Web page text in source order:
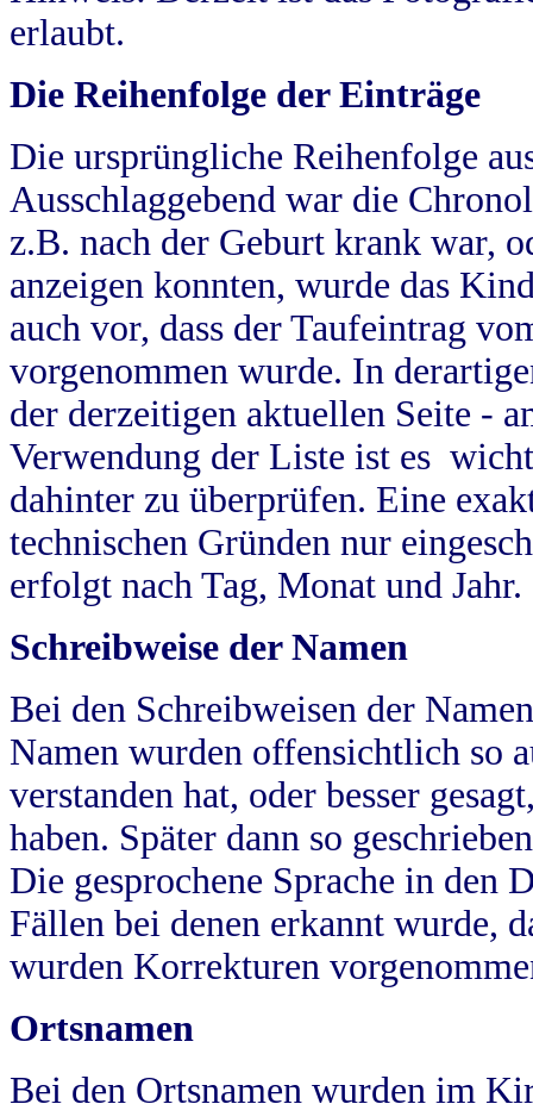
erlaubt.
Die Reihenfolge der Einträge
Die ursprüngliche Reihenfolge
Ausschlaggebend war die
z.B. nach der Geburt krank war,
anzeigen konnten, wurde das
auch vor, dass der Taufeintrag
vorgenommen wurde. In
der derzeitigen aktuellen Seite -
Verwendung der Liste ist es
dahinter zu überprüfen. Eine
technischen Gründen nur
erfolgt nach Tag, Monat und Jahr.
Schreibweise der Namen
Bei den Schreibweisen der
Namen wurden offensichtlich so
verstanden hat, oder besser
haben. Später dann so
Die gesprochene Sprache in
Fällen bei denen erkannt wurde,
wurden Korrekturen
Ortsnamen
Bei den Ortsnamen wurden im